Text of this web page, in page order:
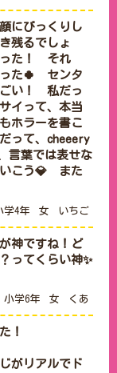
にびっくりし
残るでしょ
た！　それ
た🍀　センタ
い！　私だっ
イって、本当
ホラーを書こ
って、cheeery
言葉では表せな
こう💎　また
学4年 女 いちご
神ですね！ど
ってくらい神✨
小学6年 女 くあ
！
がリアルでド